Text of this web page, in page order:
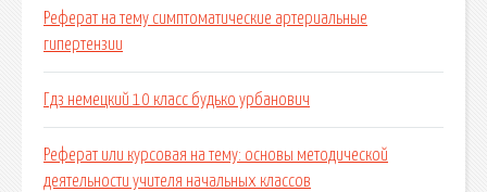
Реферат на тему симптоматические артериальные
гипертензии
Гдз немецкий 10 класс будько урбанович
Реферат или курсовая на тему: основы методической
деятельности учителя начальных классов